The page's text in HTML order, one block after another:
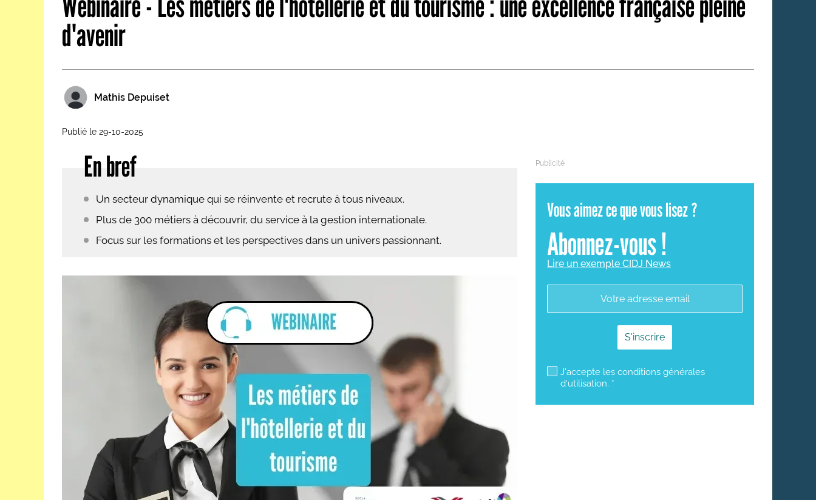
Les métiers par ordre alphabétique Après la 3eme
Les écoles se présentent
Les secteurs qui embauchentS'engager pour une cause
C'est vous qui le dites
Ses déplacements
Sa santé
Découvrir le monde
d'avenir
Mathis Depuiset
Publié le 29-10-2025
En bref
Un secteur dynamique qui se réinvente et recrute à tous niveaux.
Plus de 300 métiers à découvrir, du service à la gestion internationale.
Focus sur les formations et les perspectives dans un univers passionnant.
Vous aimez ce que vous lisez ?
Abonnez-vous !
Lire un exemple CIDJ News
J'accepte les conditions générales
d'utilisation. *
mailjet subscription